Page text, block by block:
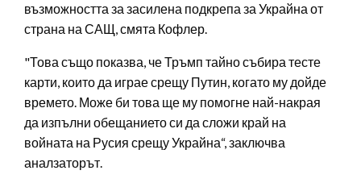
възможността за засилена подкрепа за Украйна от
страна на САЩ, смята Кофлер.
"Това също показва, че Тръмп тайно събира тесте
карти, които да играе срещу Путин, когато му дойде
времето. Може би това ще му помогне най-накрая
да изпълни обещанието си да сложи край на
войната на Русия срещу Украйна“, заключва
аналзаторът.